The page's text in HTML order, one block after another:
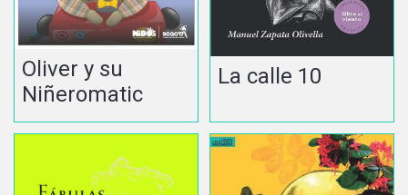
Oliver y su
Niñeromatic
La calle 10